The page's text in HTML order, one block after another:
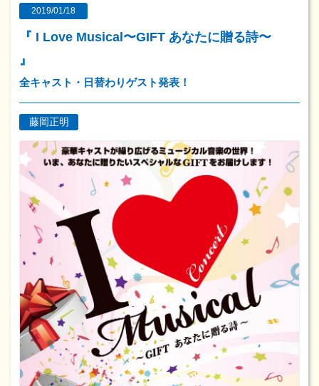
2019/01/18
『 I Love Musical〜GIFT あなたに贈る詩〜
』
全キャスト・日替わりゲスト発表！
藤岡正明